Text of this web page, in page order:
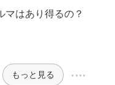
マはあり得るの？
もっと見る